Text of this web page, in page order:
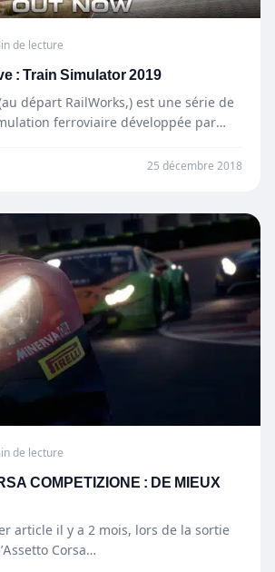
de lecture
: Train Simulator 2019
départ RailWorks,) est une série de
ferroviaire développée par
25 décembre 2018
de lecture
COMPETIZIONE : DE MIEUX
article il y a 2 mois, lors de la sortie
Corsa…